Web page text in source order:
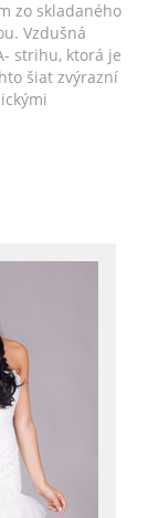
zo skladaného
Vzdušná
strihu, ktorá je
šiat zvýrazní